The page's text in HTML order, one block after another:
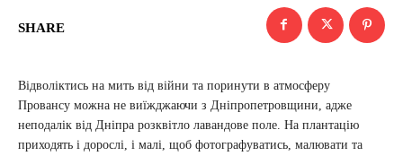
SHARE
Відволіктись на мить від війни та поринути в атмосферу
Провансу можна не виїжджаючи з Дніпропетровщини, адже
неподалік від Дніпра розквітло лавандове поле. На плантацію
приходять і дорослі, і малі, щоб фотографуватись, малювати та